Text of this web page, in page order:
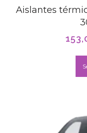
Aislantes